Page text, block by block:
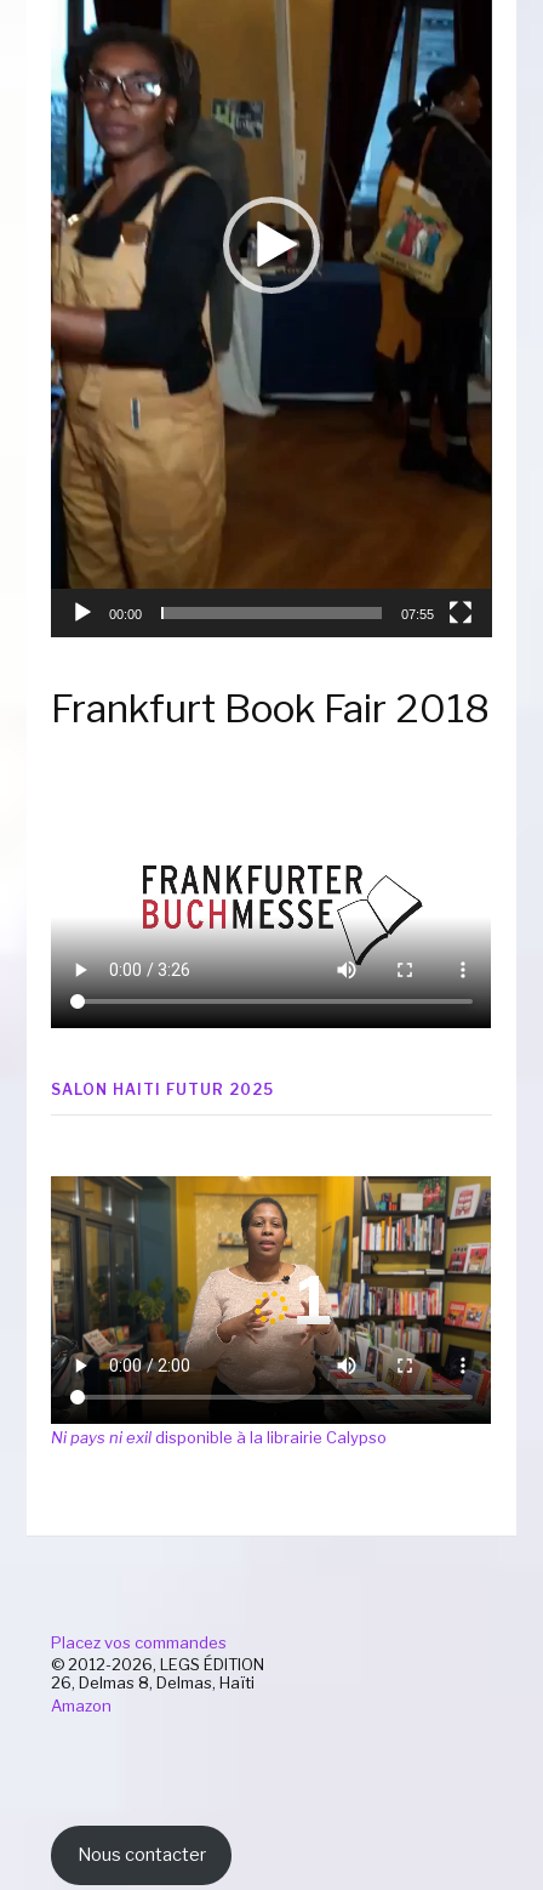
00:00 07:55
Frankfurt Book Fair 2018
SALON HAITI FUTUR 2025
Ni pays ni exildisponible à la librairie Calypso
Placez vos commandes
© 2012-2026, LEGS ÉDITION
26, Delmas 8, Delmas, Haïti
Amazon
Nous contacter